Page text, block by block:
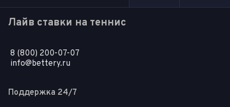
Лайв ставки на теннис
8 (800) 200-07-07
info@bettery.ru
Поддержка 24/7